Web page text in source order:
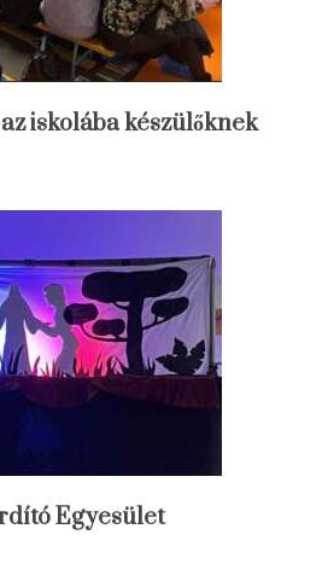
iskolába készülőknek
Egyesület